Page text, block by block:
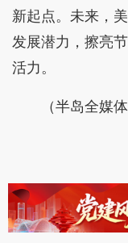
新起点。未来，
发展潜力，擦亮
活力。
（半岛全媒